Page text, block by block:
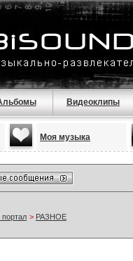
Видеоклипы
Моя музыка
> РАЗНОЕ